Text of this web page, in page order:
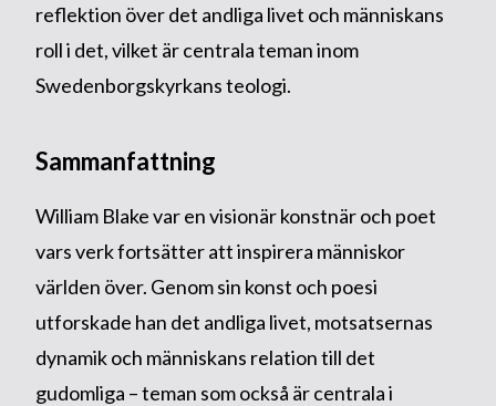
reflektion över det andliga livet och människans
roll i det, vilket är centrala teman inom
Swedenborgskyrkans teologi.
Sammanfattning
William Blake var en visionär konstnär och poet
vars verk fortsätter att inspirera människor
världen över. Genom sin konst och poesi
utforskade han det andliga livet, motsatsernas
dynamik och människans relation till det
gudomliga – teman som också är centrala i